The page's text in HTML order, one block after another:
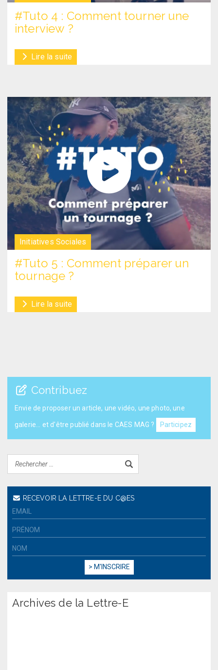
#Tuto 4 : Comment tourner une
interview ?
Lire la suite
Initiatives Sociales
#Tuto 5 : Comment préparer un
tournage ?
Lire la suite
Contribuez
Envie de proposer un article, une vidéo, une photo, une
galerie... et d'être publié dans le CAES MAG ? Participez
RECEVOIR LA LETTRE-E DU C@ES
Archives de la Lettre-E